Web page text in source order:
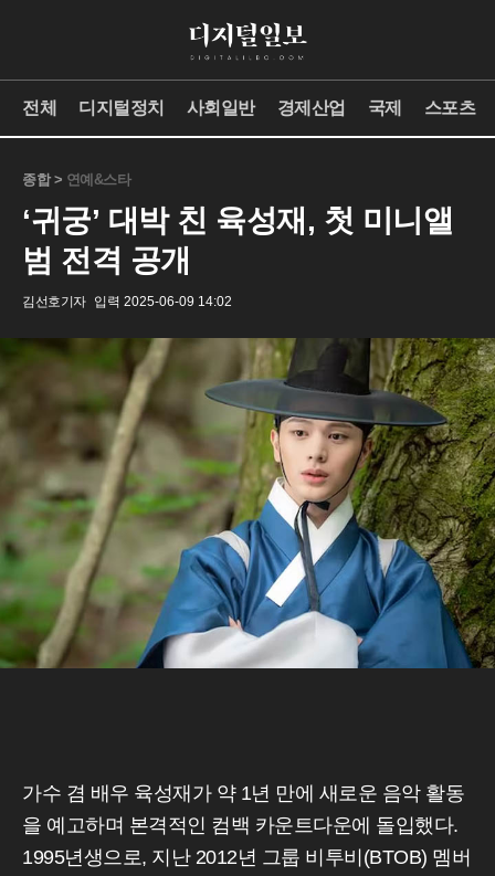
전체 디지털정치 사회일반 경제산업 국제 스포츠
종합 > 연예&스타
‘귀궁’ 대박 친 육성재, 첫 미니앨
범 전격 공개
김선호기자 입력 2025-06-09 14:02
가수 겸 배우 육성재가 약 1년 만에 새로운 음악 활동
을 예고하며 본격적인 컴백 카운트다운에 돌입했다.
1995년생으로, 지난 2012년 그룹 비투비(BTOB) 멤버